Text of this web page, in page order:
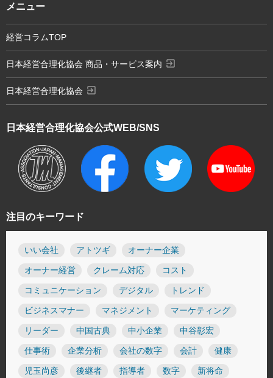
注目のキーワード
いい会社 アトツギ オーナー企業
オーナー経営 クレーム対応 コスト
コミュニケーション デジタル トレンド
ビジネスマナー マネジメント マーケティング
リーダー 中国古典 中小企業 中谷彰宏
仕事術 企業分析 会社の数字 会計 健康
児玉尚彦 後継者 指導者 数字 新将命
日本経営合理化協会公式WEB/SNS
メニュー
経営コラムTOP
日本経営合理化協会 商品・サービス案内 exit_to_app
日本経営合理化協会 exit_to_app